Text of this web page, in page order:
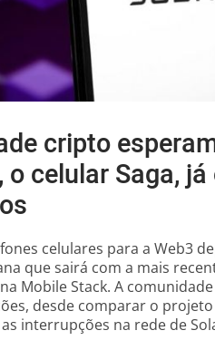
cripto
celular Saga,
celulares para a Web3
que sairá com a mais
Mobile Stack. A
desde comparar o
interrupções na rede de